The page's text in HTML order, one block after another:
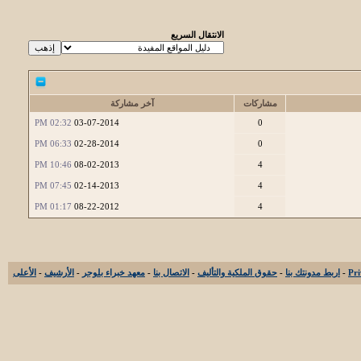
الانتقال السريع
مشاركات
آخر مشاركة
0
03-07-2014
02:32 PM
0
02-28-2014
06:33 PM
4
08-02-2013
10:46 PM
4
02-14-2013
07:45 PM
4
08-22-2012
01:17 PM
- اربط مدونتك بنا - حقوق الملكية والتأليف - الاتصال بنا - معهد خبراء بلوجر - الأرشيف - الأعلى